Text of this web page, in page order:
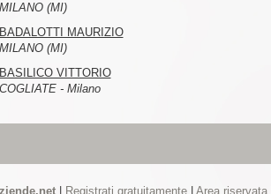
MILANO (MI)
BADALOTTI MAURIZIO
MILANO (MI)
BASILICO VITTORIO
COGLIATE - Milano
| Registrati gratuitamente| Area riservata|